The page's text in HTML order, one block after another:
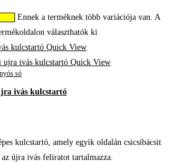
Ennek a terméknek több variációja van. A
választhatók ki
Quick View
Quick View
só
ivás kulcstartó
kulcstartó, amely egyik oldalán csicsibácsit
újra ivás feliratot tartalmazza.